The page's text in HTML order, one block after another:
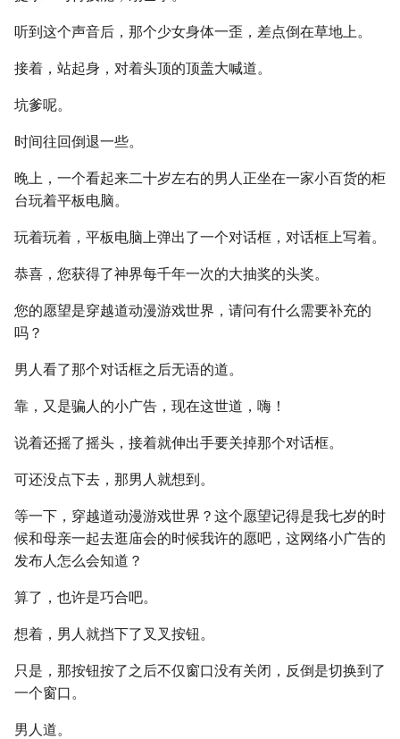
听到这个声音后，那个少女身体一歪，差点倒在草地上。
接着，站起身，对着头顶的顶盖大喊道。
坑爹呢。
时间往回倒退一些。
晚上，一个看起来二十岁左右的男人正坐在一家小百货的柜
台玩着平板电脑。
玩着玩着，平板电脑上弹出了一个对话框，对话框上写着。
恭喜，您获得了神界每千年一次的大抽奖的头奖。
您的愿望是穿越道动漫游戏世界，请问有什么需要补充的
吗？
男人看了那个对话框之后无语的道。
靠，又是骗人的小广告，现在这世道，嗨！
说着还摇了摇头，接着就伸出手要关掉那个对话框。
可还没点下去，那男人就想到。
等一下，穿越道动漫游戏世界？这个愿望记得是我七岁的时
候和母亲一起去逛庙会的时候我许的愿吧，这网络小广告的
发布人怎么会知道？
算了，也许是巧合吧。
想着，男人就挡下了叉叉按钮。
只是，那按钮按了之后不仅窗口没有关闭，反倒是切换到了
一个窗口。
男人道。